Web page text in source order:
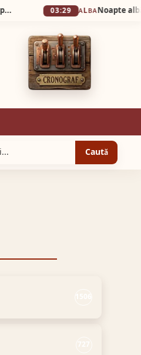
ALBA
Caută